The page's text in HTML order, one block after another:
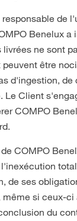
de
Benelux a
ne sont
être
d'ingestion, de
Le Client
COMPO
COMPO
de ses
si ceux-ci
du